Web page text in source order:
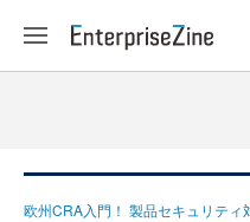
欧州CRA入門！ 製品セキュリティ